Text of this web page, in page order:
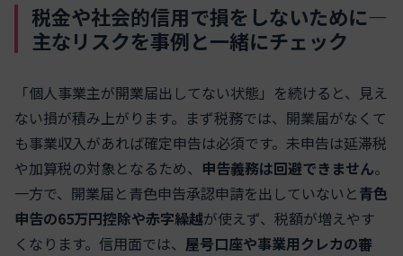
税金や社会的信用で損をしないために―
主なリスクを事例と一緒にチェック
「個人事業主が開業届出してない状態」を続けると、見え
ない損が積み上がります。まず税務では、開業届がなくて
も事業収入があれば確定申告は必須です。未申告は延滞税
や加算税の対象となるため、 申告義務は回避できません。
一方で、開業届と青色申告承認申請を出していないと青色
申告の65万円控除や赤字繰越が使えず、税額が増えやす
くなります。信用面では、 屋号口座や事業用クレカの審